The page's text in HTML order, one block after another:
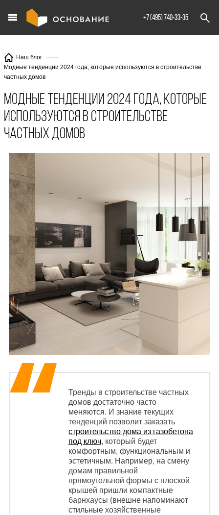
+7 (495) 740-33-35
Наш блог
Модные тенденции 2024 года, которые используются в строительстве
частных домов
Модные тенденции 2024 года, которые
используются в строительстве
частных домов
Тренды в строительстве частных
домов достаточно часто
меняются. И знание текущих
тенденций позволит заказать
строительство дома из газобетона
под ключ, который будет
комфортным, функциональным и
эстетичным. Например, на смену
домам правильной
прямоугольной формы с плоской
крышей пришли компактные
барнхаусы (внешне напоминают
стильные хозяйственные